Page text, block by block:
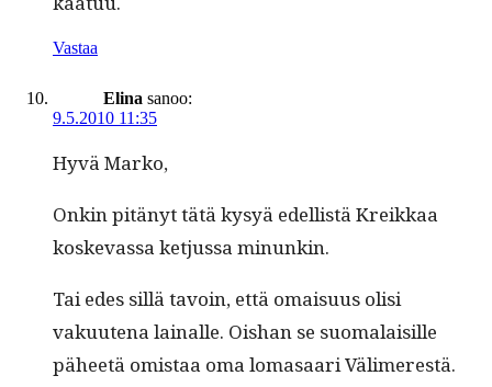
Vastaa
Elina sanoo:
9.5.2010 11:35
Hyvä Marko,
Onkin pitänyt tätä kysyä edel­listä Kreikkaa
koskevas­sa ketjus­sa minunkin.
Tai edes sil­lä tavoin, että omaisu­us olisi
vakuute­na lainalle. Ois­han se suo­ma­laisille
päheetä omis­taa oma lomasaari Välimerestä.